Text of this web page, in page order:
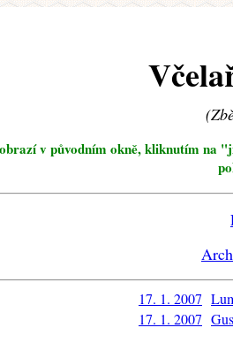
v původním okně, kliknutím
17. 1. 2007
17. 1. 2007